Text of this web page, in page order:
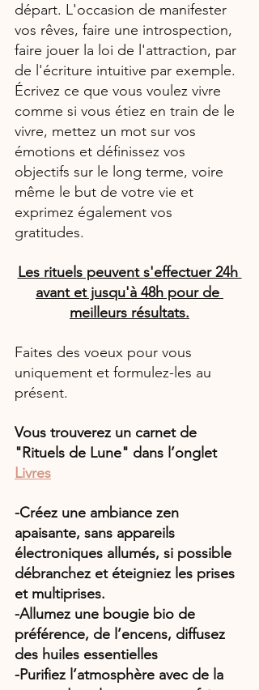
départ. L'occasion de manifester
vos rêves, faire une introspection,
faire jouer la loi de l'attraction, par
de l'écriture intuitive par exemple.
Écrivez ce que vous voulez vivre
comme si vous étiez en train de le
vivre, mettez un mot sur vos
émotions et définissez vos
objectifs sur le long terme, voire
même le but de votre vie et
exprimez également vos
gratitudes.
Les rituels peuvent s'effectuer 24h
avant et jusqu'à 48h pour de
meilleurs résultats.
Faites des voeux pour vous
uniquement et formulez-les au
présent.
Vous trouverez un carnet de
"Rituels de Lune" dans l’onglet
Livres
-Créez une ambiance zen
apaisante, sans appareils
électroniques allumés, si possible
débranchez et éteigniez les prises
et multiprises.
-Allumez une bougie bio de
préférence, de l’encens, diffusez
des huiles essentielles
-Purifiez l’atmosphère avec de la